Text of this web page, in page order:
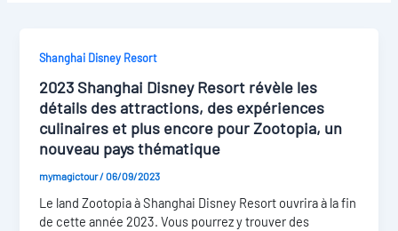
Shanghai Disney Resort
2023 Shanghai Disney Resort révèle les
détails des attractions, des expériences
culinaires et plus encore pour Zootopia, un
nouveau pays thématique
mymagictour/06/09/2023
Le land Zootopia à Shanghai Disney Resort ouvrira à la fin
de cette année 2023. Vous pourrez y trouver des